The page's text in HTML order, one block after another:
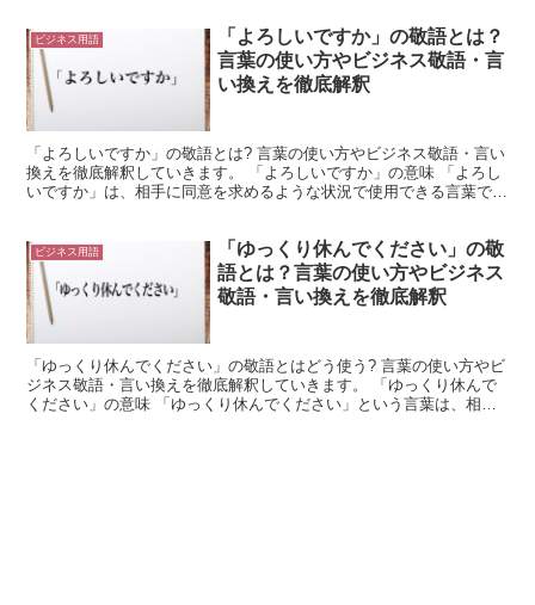
ビジネス用語
「よろしいですか」の敬語とは？
言葉の使い方やビジネス敬語・言
い換えを徹底解釈
「よろしいですか」の敬語とは? 言葉の使い方やビジネス敬語・言い
換えを徹底解釈していきます。 「よろしいですか」の意味 「よろし
いですか」は、相手に同意を求めるような状況で使用できる言葉で
ビジネス用語
「ゆっくり休んでください」の敬
語とは？言葉の使い方やビジネス
敬語・言い換えを徹底解釈
「ゆっくり休んでください」の敬語とはどう使う? 言葉の使い方やビ
ジネス敬語・言い換えを徹底解釈していきます。 「ゆっくり休んで
ください」の意味 「ゆっくり休んでください」という言葉は、相手